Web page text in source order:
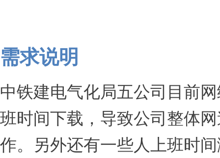
需求说明
中铁建电气化局五公司目前
班时间下载，导致公司整体
作。另外还有一些人上班时